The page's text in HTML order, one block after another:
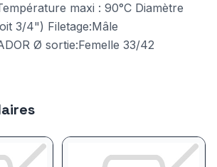
maxi : 90°C Diamètre
3/4") Filetage:Mâle
Ø sortie:Femelle 33/42